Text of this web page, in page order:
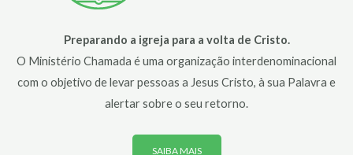
Preparando a igreja para a volta de Cristo.
O Ministério Chamada é uma organização interdenominacional
com o objetivo de levar pessoas a Jesus Cristo, à sua Palavra e
alertar sobre o seu retorno.
SAIBA MAIS